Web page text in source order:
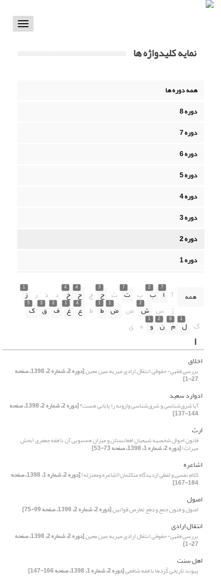
Toggle
نمایه کلیدواژه ها
همه دوره ها
دوره 8
دوره 7
دوره 6
دوره 5
دوره 4
دوره 3
دوره 2
دوره 1
همه آ
7
ا
2
ب پ
7
ت ث
3
ج چ
4
ح
4
خ د ذ ر
1
ز
ژ س
2
ش ص
1
ض
1
ط ظ
4
ع
1
غ
3
ف
3
ق
5
ک
گ
1
ل
8
م
2
ن
1
و ه ی
ا
اخلاق
بررسی فقهی- حقوقی انتقال ارادی مهریه عین معین [دوره 2، شماره 2، 1398، صفحه
27-1]
ادوارد سعید
آیا شرق‌شناسی و شرق‌شناسی وارونه را پایانی هست؟ [دوره 2، شماره 2، 1398، صفحه
144-137]
ارث
قانون احوال شخصیه شیعیان افغانستان و میزان همسویی آن با فقه جعفری (بخش
میراث)[دوره 2، شماره 1، 1398، صفحه 73-53]
اشاعره
کلام نفسی و لفظی ازدیدگاه متکلمان(اشاعره ومعتزله) [دوره 2، شماره 1، 1398، صفحه
184-167]
اصول
اصول و فنون جمع و دفع تعارض قوانین[دوره 2، شماره 2، 1398، صفحه 99-75]
انتقال ارادی
بررسی فقهی- حقوقی انتقال ارادی مهریه عین معین [دوره 2، شماره 2، 1398، صفحه
27-1]
اهل سنت
پیوند تاریخی کُردها با فقه شافعی[دوره 2، شماره 1، 1398، صفحه 166-147]